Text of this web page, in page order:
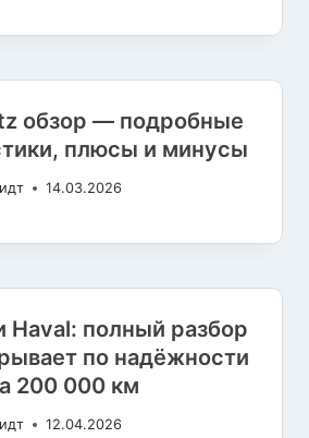
обзор — подробные
плюсы и минусы
14.03.2026
Haval: полный разбор
по надёжности
200 000 км
12.04.2026